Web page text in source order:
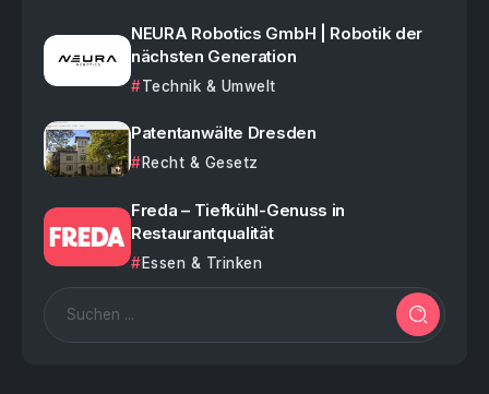
NEURA Robotics GmbH | Robotik der
nächsten Generation
Technik & Umwelt
Patentanwälte Dresden
Recht & Gesetz
Freda – Tiefkühl-Genuss in
Restaurantqualität
Essen & Trinken